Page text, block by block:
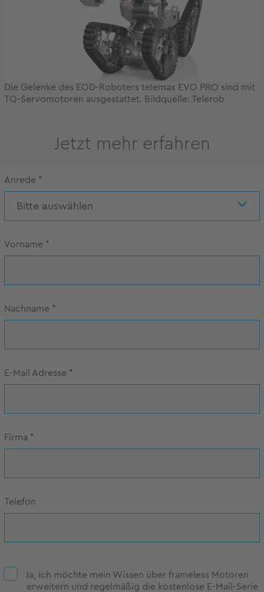
Die Gelenke des EOD-Roboters telemax EVO PRO sind mit
TQ-Servomotoren ausgestattet. Bildquelle: Telerob
Jetzt mehr erfahren
Anrede *
Bitte auswählen
Vorname *
Nachname *
E-Mail Adresse *
Firma *
Telefon
Ja, ich möchte mein Wissen über frameless Motoren
erweitern und regelmäßig die kostenlose E-Mail-Serie